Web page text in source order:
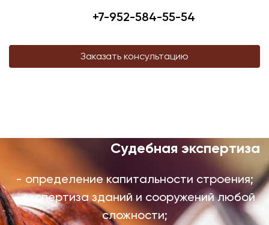
+7-952-584-55-54
Заказать консультацию
Судебная экспертиза
- определение капитальности строения;
- экспертиза зданий и сооружений любой
сложности;